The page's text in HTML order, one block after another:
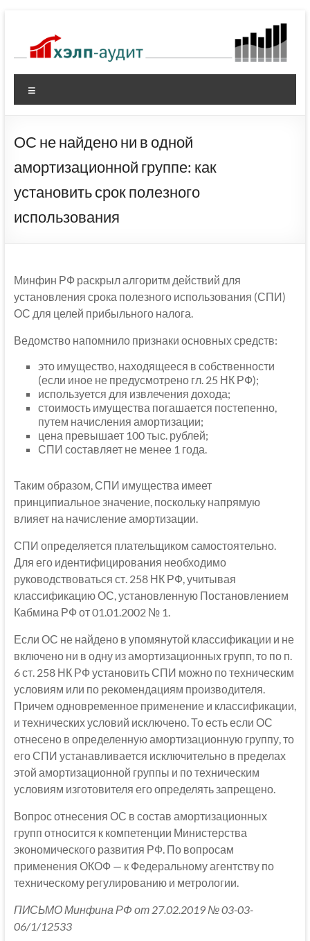
содержимому
ОС не найдено ни в одной
амортизационной группе: как
установить срок полезного
использования
Минфин РФ раскрыл алгоритм действий для
установления срока полезного использования (СПИ)
ОС для целей прибыльного налога.
Ведомство напомнило признаки основных средств:
это имущество, находящееся в собственности
(если иное не предусмотрено гл. 25 НК РФ);
используется для извлечения дохода;
стоимость имущества погашается постепенно,
путем начисления амортизации;
цена превышает 100 тыс. рублей;
СПИ составляет не менее 1 года.
Таким образом, СПИ имущества имеет
принципиальное значение, поскольку напрямую
влияет на начисление амортизации.
СПИ определяется плательщиком самостоятельно.
Для его идентифицирования необходимо
руководствоваться ст. 258 НК РФ, учитывая
классификацию ОС, установленную Постановлением
Кабмина РФ от 01.01.2002 № 1.
Если ОС не найдено в упомянутой классификации и не
включено ни в одну из амортизационных групп, то по п.
6 ст. 258 НК РФ установить СПИ можно по техническим
условиям или по рекомендациям производителя.
Причем одновременное применение и классификации,
и технических условий исключено. То есть если ОС
отнесено в определенную амортизационную группу, то
его СПИ устанавливается исключительно в пределах
этой амортизационной группы и по техническим
условиям изготовителя его определять запрещено.
Вопрос отнесения ОС в состав амортизационных
групп относится к компетенции Министерства
экономического развития РФ. По вопросам
применения ОКОФ — к Федеральному агентству по
техническому регулированию и метрологии.
ПИСЬМО Минфина РФ от 27.02.2019 № 03-03-
06/1/12533